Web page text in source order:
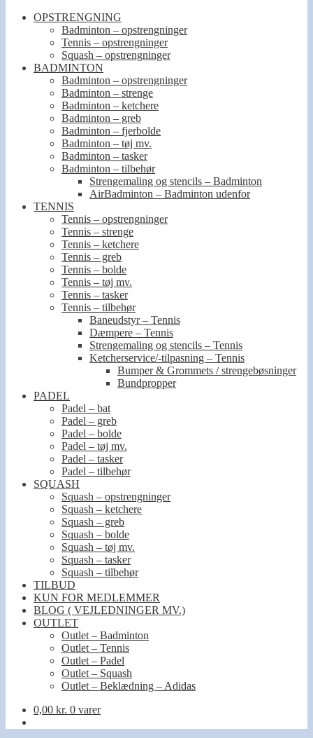
OPSTRENGNING
Badminton – opstrengninger
Tennis – opstrengninger
Squash – opstrengninger
BADMINTON
Badminton – opstrengninger
Badminton – strenge
Badminton – ketchere
Badminton – greb
Badminton – fjerbolde
Badminton – tøj mv.
Badminton – tasker
Badminton – tilbehør
Strengemaling og stencils – Badminton
AirBadminton – Badminton udenfor
TENNIS
Tennis – opstrengninger
Tennis – strenge
Tennis – ketchere
Tennis – greb
Tennis – bolde
Tennis – tøj mv.
Tennis – tasker
Tennis – tilbehør
Baneudstyr – Tennis
Dæmpere – Tennis
Strengemaling og stencils – Tennis
Ketcherservice/-tilpasning – Tennis
Bumper & Grommets / strengebøsninger
Bundpropper
PADEL
Padel – bat
Padel – greb
Padel – bolde
Padel – tøj mv.
Padel – tasker
Padel – tilbehør
SQUASH
Squash – opstrengninger
Squash – ketchere
Squash – greb
Squash – bolde
Squash – tøj mv.
Squash – tasker
Squash – tilbehør
TILBUD
KUN FOR MEDLEMMER
BLOG ( VEJLEDNINGER MV.)
OUTLET
Outlet – Badminton
Outlet – Tennis
Outlet – Padel
Outlet – Squash
Outlet – Beklædning – Adidas
0,00 kr. 0 varer